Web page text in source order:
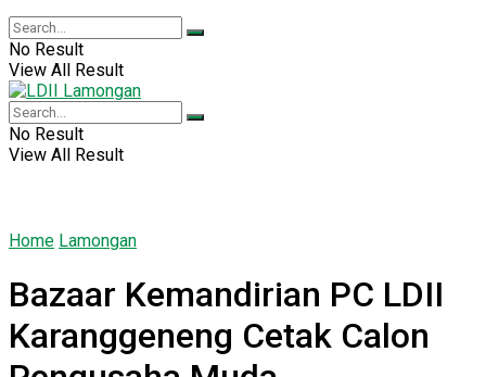
No Result
View All Result
No Result
View All Result
Home Lamongan
Bazaar Kemandirian PC LDII
Karanggeneng Cetak Calon